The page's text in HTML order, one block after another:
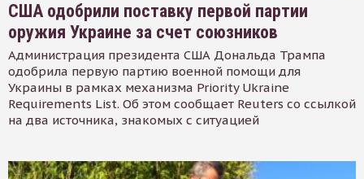
США одобрили поставку первой партии
оружия Украине за счет союзников
Администрация президента США Дональда Трампа
одобрила первую партию военной помощи для
Украины в рамках механизма Priority Ukraine
Requirements List. Об этом сообщает Reuters со ссылкой
на два источника, знакомых с ситуацией